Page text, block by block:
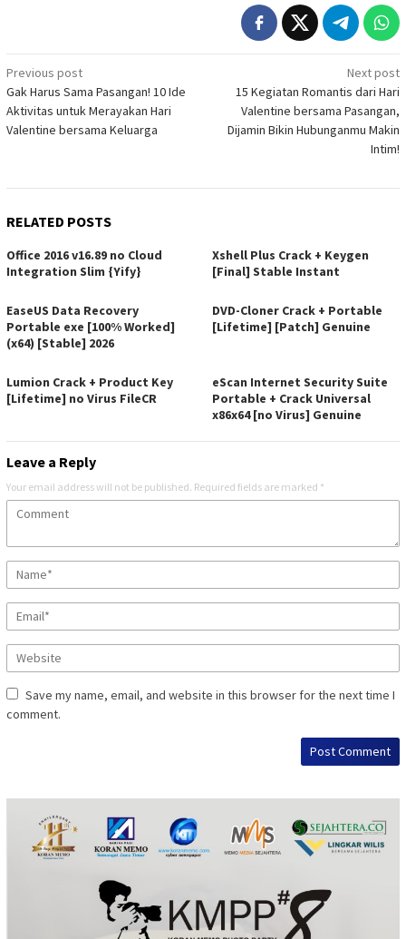
Post
navigation
Previous post
Gak Harus Sama Pasangan! 10 Ide
Aktivitas untuk Merayakan Hari
Valentine bersama Keluarga
Next post
15 Kegiatan Romantis dari Hari
Valentine bersama Pasangan,
Dijamin Bikin Hubunganmu Makin
Intim!
RELATED POSTS
Office 2016 v16.89 no Cloud
Integration Slim {Yify}
Xshell Plus Crack + Keygen
[Final] Stable Instant
EaseUS Data Recovery
Portable exe [100% Worked]
(x64) [Stable] 2026
DVD-Cloner Crack + Portable
[Lifetime] [Patch] Genuine
Lumion Crack + Product Key
[Lifetime] no Virus FileCR
eScan Internet Security Suite
Portable + Crack Universal
x86x64 [no Virus] Genuine
Leave a Reply
Your email address will not be published. Required fields are marked *
Save my name, email, and website in this browser for the next time I
comment.